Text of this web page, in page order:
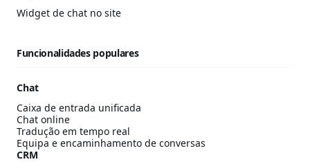
Widget de chat no site
Funcionalidades populares
Chat
Caixa de entrada unificada
Chat online
Tradução em tempo real
Equipa e encaminhamento de conversas
CRM